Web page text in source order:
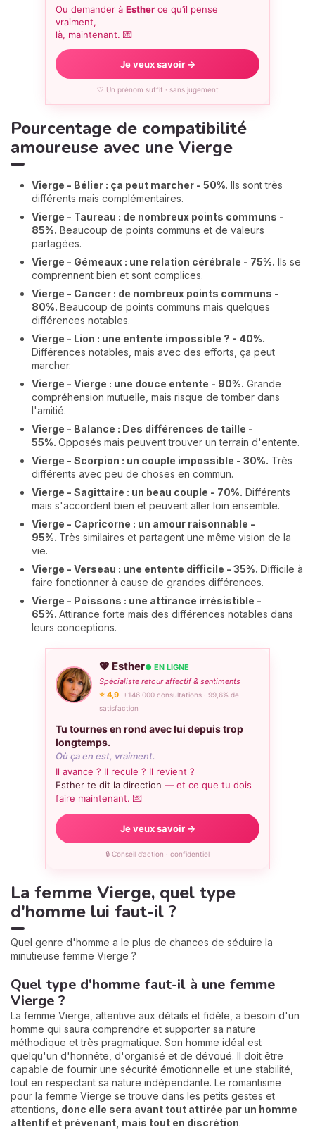
Ou demander à Esther ce qu’il pense
vraiment,
là, maintenant. 💌
Je veux savoir →
🤍 Un prénom suffit · sans jugement
Pourcentage de compatibilité
amoureuse avec une Vierge
Vierge - Bélier : ça peut marcher - 50%. Ils sont très
différents mais complémentaires.
Vierge - Taureau : de nombreux points communs -
85%. Beaucoup de points communs et de valeurs
partagées.
Vierge - Gémeaux : une relation cérébrale - 75%. Ils se
comprennent bien et sont complices.
Vierge - Cancer : de nombreux points communs -
80%. Beaucoup de points communs mais quelques
différences notables.
Vierge - Lion : une entente impossible ? - 40%.
Différences notables, mais avec des efforts, ça peut
marcher.
Vierge - Vierge : une douce entente - 90%. Grande
compréhension mutuelle, mais risque de tomber dans
l'amitié.
Vierge - Balance : Des différences de taille -
55%. Opposés mais peuvent trouver un terrain d'entente.
Vierge - Scorpion : un couple impossible - 30%. Très
différents avec peu de choses en commun.
Vierge - Sagittaire : un beau couple - 70%. Différents
mais s'accordent bien et peuvent aller loin ensemble.
Vierge - Capricorne : un amour raisonnable -
95%. Très similaires et partagent une même vision de la
vie.
Vierge - Verseau : une entente difficile - 35%. Difficile à
faire fonctionner à cause de grandes différences.
Vierge - Poissons : une attirance irrésistible -
65%. Attirance forte mais des différences notables dans
leurs conceptions.
💖 Esther● EN LIGNE
Spécialiste retour affectif & sentiments
⭐ 4,9· +146 000 consultations · 99,6% de
satisfaction
Tu tournes en rond avec lui depuis trop
longtemps.
Où ça en est, vraiment.
Il avance ? Il recule ? Il revient ?
Esther te dit la direction — et ce que tu dois
faire maintenant. 💌
Je veux savoir →
🔒 Conseil d’action · confidentiel
La femme Vierge, quel type
d'homme lui faut-il ?
Quel genre d'homme a le plus de chances de séduire la
minutieuse femme Vierge ?
Quel type d'homme faut-il à une femme
Vierge ?
La femme Vierge, attentive aux détails et fidèle, a besoin d'un
homme qui saura comprendre et supporter sa nature
méthodique et très pragmatique. Son homme idéal est
quelqu'un d'honnête, d'organisé et de dévoué. Il doit être
capable de fournir une sécurité émotionnelle et une stabilité,
tout en respectant sa nature indépendante. Le romantisme
pour la femme Vierge se trouve dans les petits gestes et
attentions, donc elle sera avant tout attirée par un homme
attentif et prévenant, mais tout en discrétion.